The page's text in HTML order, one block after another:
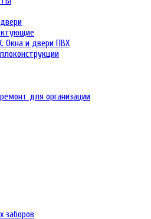
Окна и двери ПВХ
для организации
заборов